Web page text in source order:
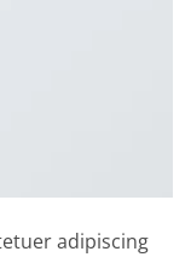
adipiscing